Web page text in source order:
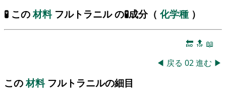
🧪 この材料 フルトラニル の🧪成分（ 化学種 ）
🔚 🔝 📖
◀ 戻る 02進む ▶
この材料 フルトラニルの細目